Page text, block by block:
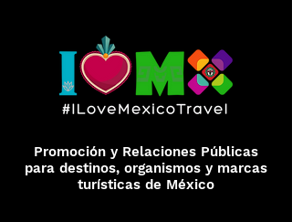
Promoción y Relaciones Públicas
para destinos, organismos y marcas
turísticas de México